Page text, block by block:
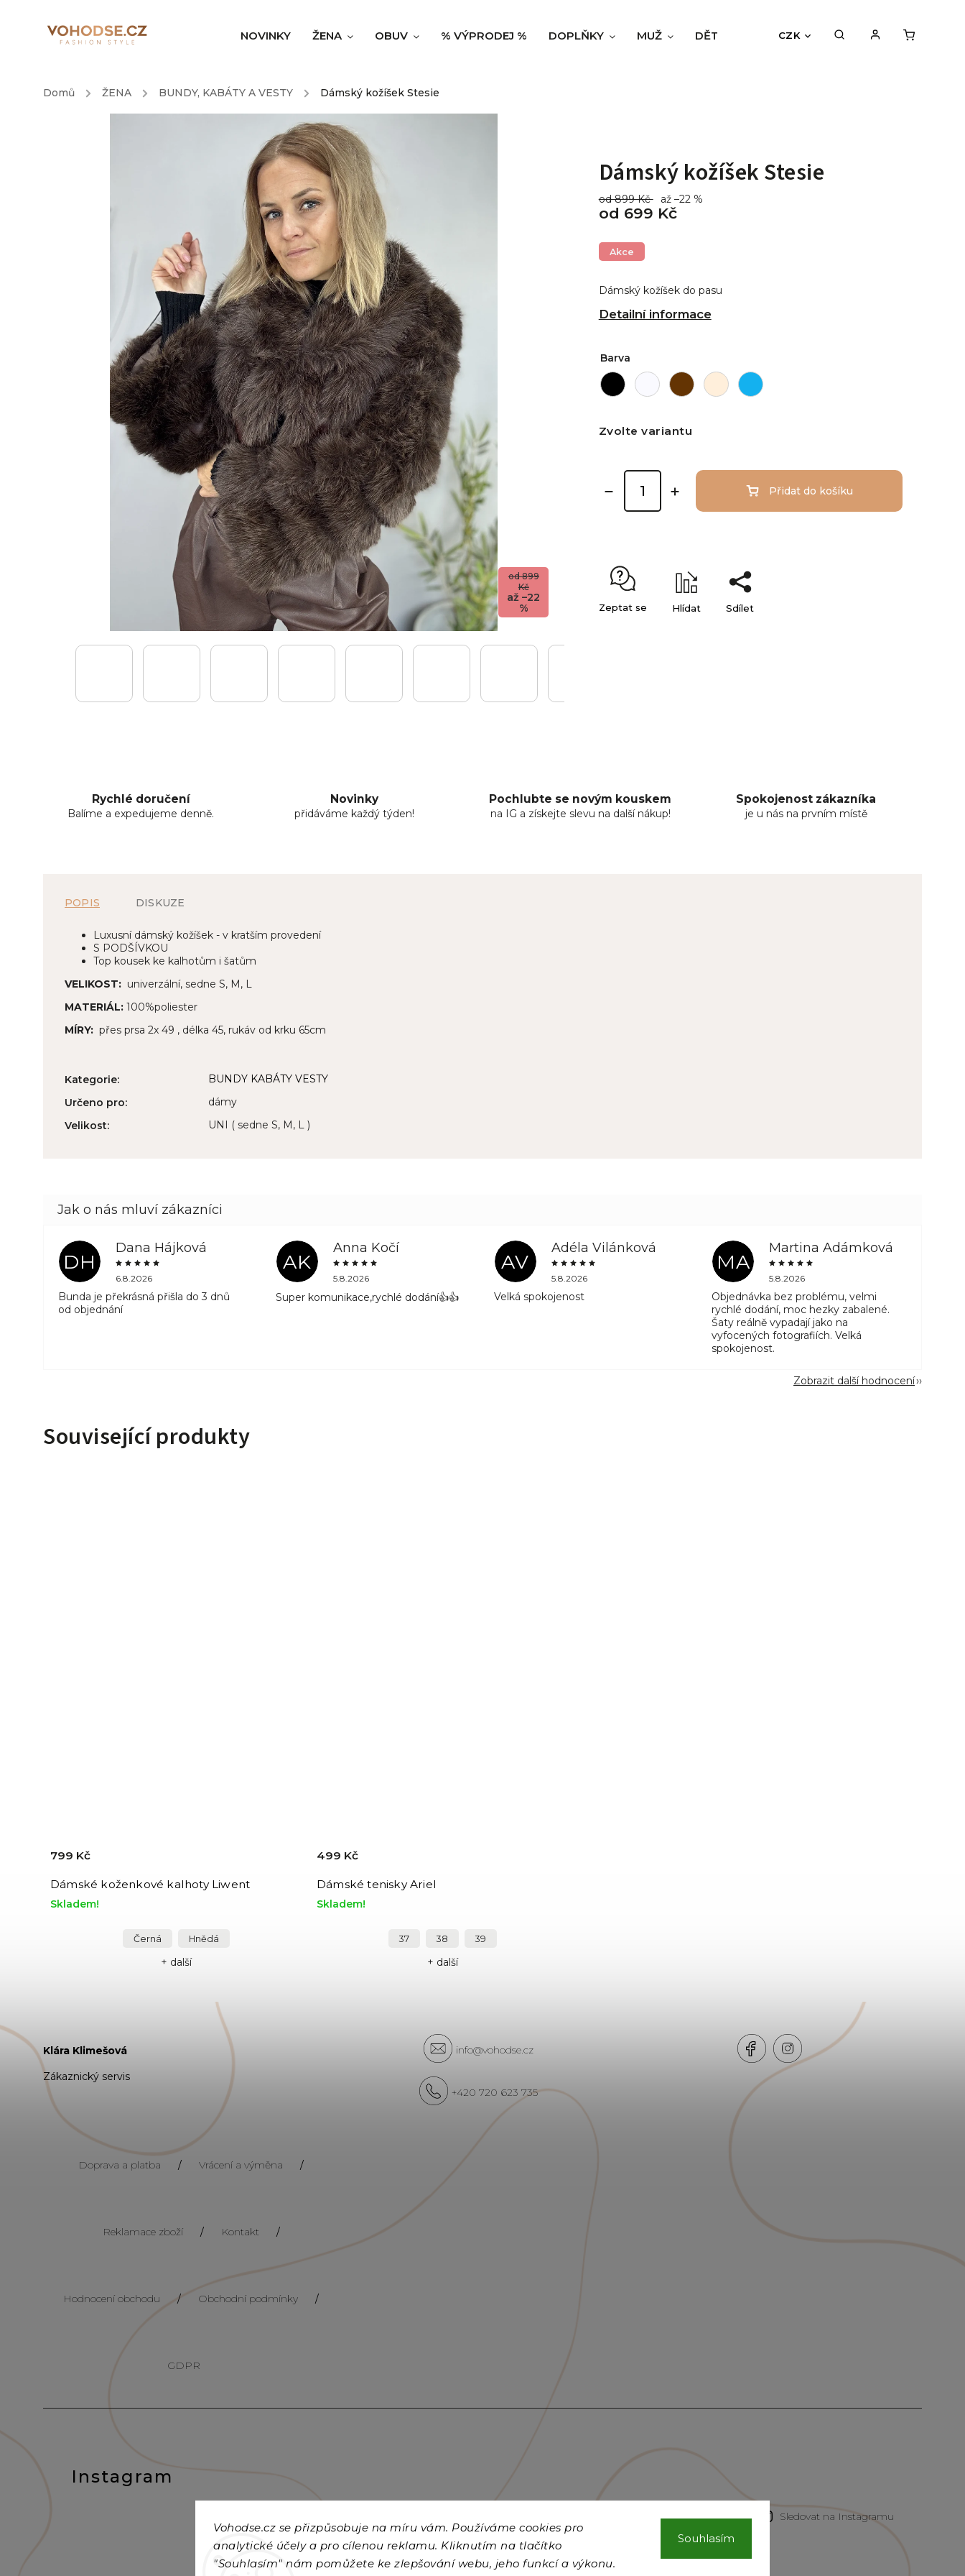
Vohodse.cz se přizpůsobuje na míru vám. Používáme cookies pro
analytické účely a pro cílenou reklamu. Kliknutím na tlačítko
"Souhlasím" nám pomůžete ke zlepšování webu, jeho funkcí a výkonu.
Souhlasím
CZK
NOVINKY ŽENA OBUV % VÝPRODEJ % DOPLŇKY MUŽ DĚTI BLOG HODNOCENÍ OBCHODU
Domů / ŽENA / BUNDY, KABÁTY A VESTY / Dámský kožíšek Stesie
od 899
Kč
až –22
%
Dámský kožíšek Stesie
od 899 Kč až –22 %
od 699 Kč
Dámský kožíšek do pasu
Detailní informace
Akce
Barva
Zvolte variantu
Přidat do košíku
Zeptat se Hlídat Sdílet
Rychlé doručení
Balíme a expedujeme denně.
Novinky
přidáváme každý týden!
Pochlubte se novým kouskem
na IG a získejte slevu na další nákup!
Spokojenost zákazníka
je u nás na prvním místě
POPIS DISKUZE
Luxusní dámský kožíšek - v kratším provedení
S PODŠÍVKOU
Top kousek ke kalhotům i šatům
VELIKOST: univerzální, sedne S, M, L
MATERIÁL: 100%poliester
MÍRY: přes prsa 2x 49 , délka 45, rukáv od krku 65cm
Kategorie:
BUNDY KABÁTY VESTY
Určeno pro:
dámy
Velikost: UNI ( sedne S, M, L )
DH
Dana Hájková
6.8.2026
Bunda je překrásná přišla do 3 dnů
od objednání
AK
Anna Kočí
5.8.2026
Super komunikace,rychlé dodání👍👍
AV
Adéla Vilánková
5.8.2026
Velká spokojenost
MA
Martina Adámková
5.8.2026
Objednávka bez problému, velmi
rychlé dodání, moc hezky zabalené.
Šaty reálně vypadají jako na
vyfocených fotografiích. Velká
spokojenost.
Zobrazit další hodnocení
Související produkty
Dámské koženkové kalhoty Liwent
Skladem!
799 Kč
Černá Hnědá
+ další
Dámské tenisky Ariel
Skladem!
499 Kč
37 38 39
+ další
Instagram
Sledovat na Instagramu
Klára Klimešová
Zákaznický servis
info@vohodse.cz
+420 720 623 735
Doprava a platba / Vrácení a výměna /
Reklamace zboží / Kontakt /
Hodnocení obchodu / Obchodní podmínky /
GDPR
Copyright 2026Vohodse.cz. Všechna práva vyhrazena.